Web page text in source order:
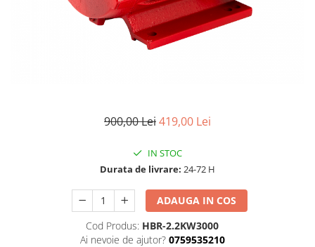
Mori electrice cereale
Accesorii mori electrice
Motoare electrice
Motoare termice
Scule si Unelte Electrice
900,00 Lei419,00 Lei
IN STOC
Durata de livrare: 24-72 H
ADAUGA IN COS
Cod Produs: HBR-2.2KW3000
Ai nevoie de ajutor? 0759535210